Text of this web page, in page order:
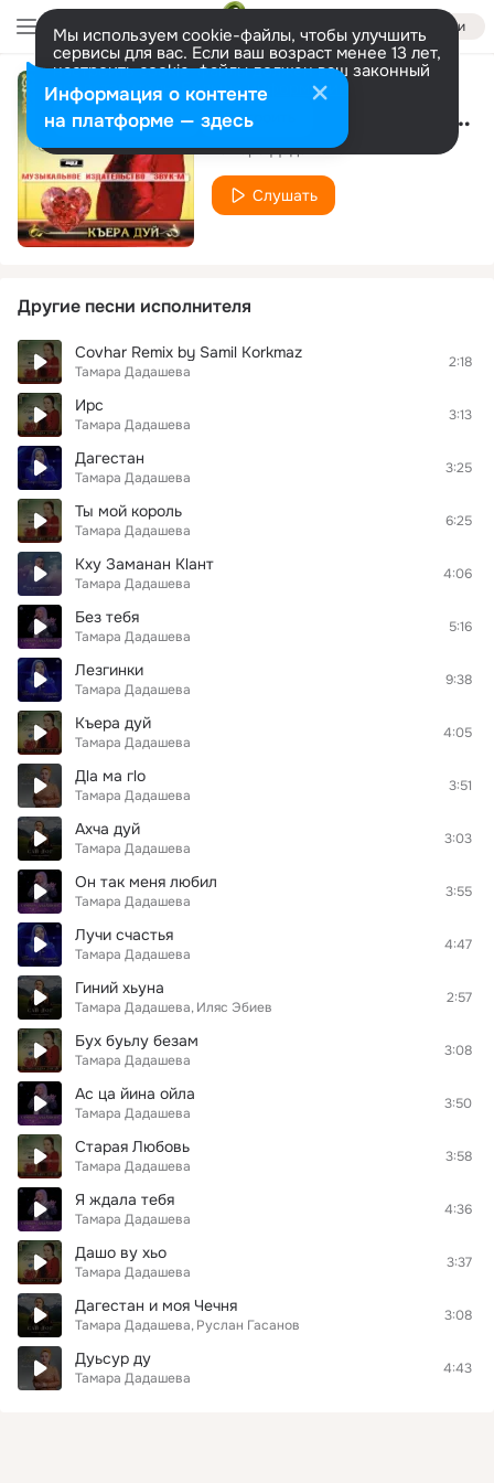
Войти
Мы используем cookie-файлы, чтобы улучшить
сервисы для вас. Если ваш возраст менее 13 лет,
настроить cookie-файлы должен ваш законный
представитель. Больше информации
Разрешить все Настроить Маме (New 2014) [M95]
Тамара Дадашева
Слушать
Другие песни исполнителя
Covhar Remix by Samil Korkmaz
Тамара Дадашева
2:18
Ирс
Тамара Дадашева
3:13
Дагестан
Тамара Дадашева
3:25
Ты мой король
Тамара Дадашева
6:25
Кху Заманан Кlант
Тамара Дадашева
4:06
Без тебя
Тамара Дадашева
5:16
Лезгинки
Тамара Дадашева
9:38
Къера дуй
Тамара Дадашева
4:05
Дlа ма гlо
Тамара Дадашева
3:51
Ахча дуй
Тамара Дадашева
3:03
Он так меня любил
Тамара Дадашева
3:55
Лучи счастья
Тамара Дадашева
4:47
Гиний хьуна
Тамара Дадашева Иляс Эбиев
2:57
Бух буьлу безам
Тамара Дадашева
3:08
Ас ца йина ойла
Тамара Дадашева
3:50
Старая Любовь
Тамара Дадашева
3:58
Я ждала тебя
Тамара Дадашева
4:36
Дашо ву хьо
Тамара Дадашева
3:37
Дагестан и моя Чечня
Тамара Дадашева Руслан Гасанов
3:08
Дуьсур ду
Тамара Дадашева
4:43
Информация о контенте
на платформе — здесь